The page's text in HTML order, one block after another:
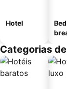
Hotel
Categorias